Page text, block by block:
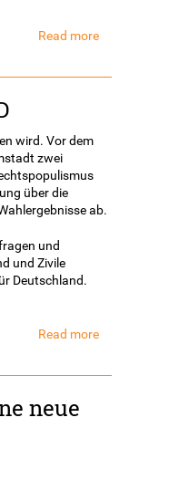
Read moreabout
wird. Vor dem
zwei
über die
ab.
und
und Zivile
Deutschland.
Read moreabout
neue